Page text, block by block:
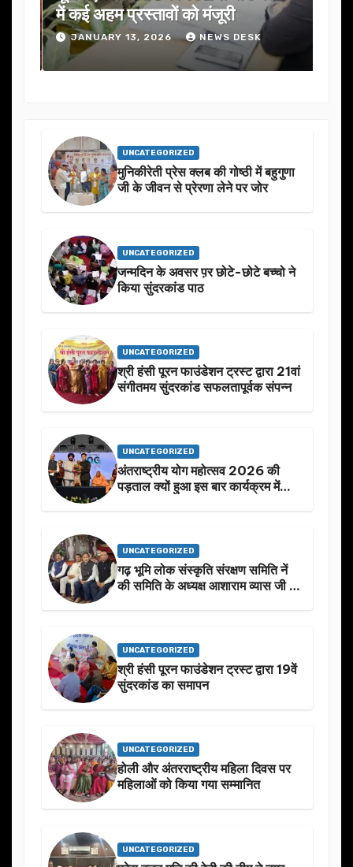
में कई अहम प्रस्तावों को मंजूरी
JANUARY 13, 2026 NEWS DESK
UNCATEGORIZED
मुनिकीरेती प्रेस क्लब की गोष्ठी में बहुगुणा
जी के जीवन से प्रेरणा लेने पर जोर
UNCATEGORIZED
जन्मदिन के अवसर प़र छोटे-छोटे बच्चो ने
किया सुंदरकांड पाठ
UNCATEGORIZED
श्री हंसी पूरन फाउंडेशन ट्रस्ट द्वारा 21वां
संगीतमय सुंदरकांड सफलतापूर्वक संपन्न
UNCATEGORIZED
अंतराष्ट्रीय योग महोत्सव 2026 की
पड़ताल क्यों हुआ इस बार कार्यक्रम में
UNCATEGORIZED
गढ़ भूमि लोक संस्कृति संरक्षण समिति नें
की समिति के अध्यक्ष आशाराम व्यास जी के
UNCATEGORIZED
श्री हंसी पूरन फाउंडेशन ट्रस्ट द्वारा 19वें
सुंदरकांड का समापन
UNCATEGORIZED
होली और अंतरराष्ट्रीय महिला दिवस पर
महिलाओं को किया गया सम्मानित
UNCATEGORIZED